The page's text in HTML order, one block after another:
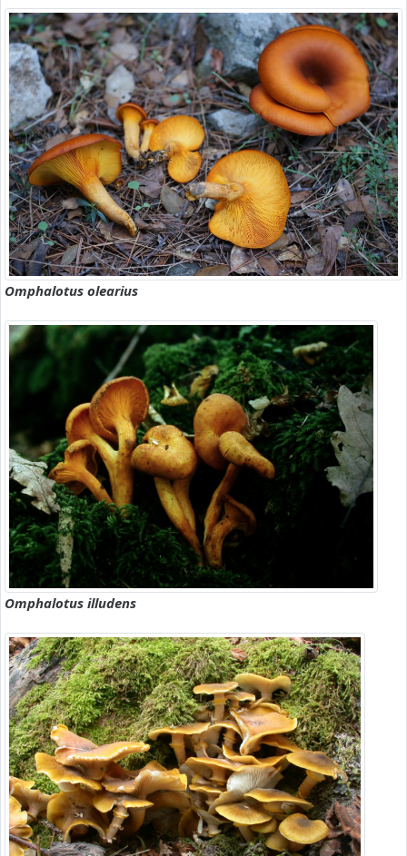
Omphalotus olearius
Omphalotus illudens